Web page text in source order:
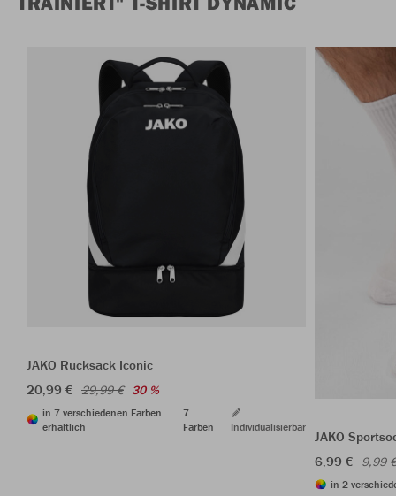
JAKO Rucksack Iconic
20,99 € 29,99 € 30 %
in 7 verschiedenen Farben
erhältlich
7
Farben
Individualisierbar
JAKO
6,99 € 9,99
in 2